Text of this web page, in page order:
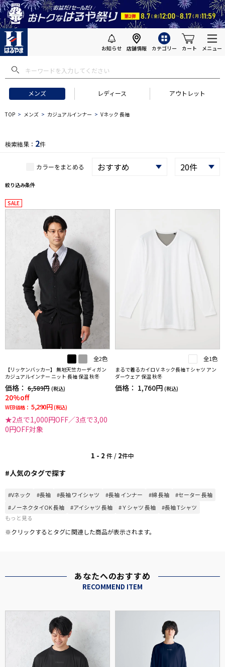
お知らせ 店舗情報 カテゴリー カート メニュー
メンズ レディース アウトレット
フトにおすすめ #セットアップ スーツ
TOP メンズ カジュアルインナー Vネック 長袖
検索結果： 2件
カラーをまとめる
絞り込み条件
SALE
全2色
【リッケンバッカー】 無地天竺カーディガン
カジュアルインナー ニット 長袖 保温 秋冬
価格： 6,589円 (税込)
20%off
WEB価格： 5,290円 (税込)
★2点で1,000円OFF／3点で3,00
0円OFF対象
全1色
まるで着るカイロＶネック長袖Ｔシャツ アン
ダーウェア 保温 秋冬
価格： 1,760円 (税込)
1 - 2 件 / 2件中
#人気のタグで探す
#Vネック #長袖 #長袖 ワイシャツ #長袖 インナー #綿 長袖
#セーター 長袖
#ノーネクタイOK 長袖
#アイシャツ 長袖 #Ｙシャツ 長袖
#長袖 Tシャツ
もっと見る
※クリックするとタグに関連した商品が表示されます。
あなたへのおすすめ
RECOMMEND ITEM